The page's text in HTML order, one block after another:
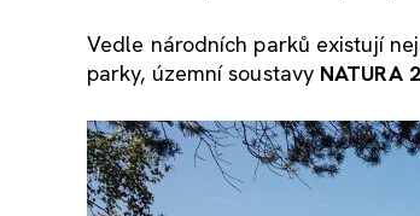
Vedle národních parků existují
parky, územní soustavy NATURA